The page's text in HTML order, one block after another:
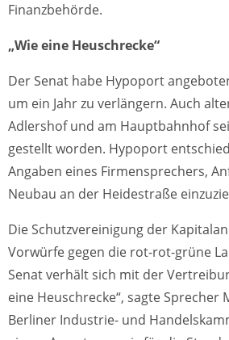
Finanzbehörde.
„Wie eine Heuschrecke“
Der Senat habe Hypoport
um ein Jahr zu verlängern. Auch
Adlershof und am Hauptbahnhof
gestellt worden. Hypoport
Angaben eines Firmensprechers,
Neubau an der Heidestraße
Die Schutzvereinigung der
Vorwürfe gegen die rot-rot-grüne
Senat verhält sich mit der
eine Heuschrecke“, sagte Sprecher
Berliner Industrie- und